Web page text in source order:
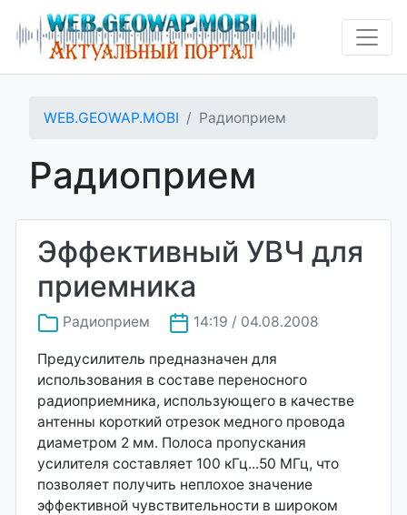
WEB.GEOWAP.MOBI Радиоприем
Радиоприем
Эффективный УВЧ для
приемника
Радиоприем 14:19 / 04.08.2008
Предусилитель предназначен для
использования в составе переносного
радиоприемника, использующего в качестве
антенны короткий отрезок медного провода
диаметром 2 мм. Полоса пропускания
усилителя составляет 100 кГц...50 МГц, что
позволяет получить неплохое значение
эффективной чувствительности в широком